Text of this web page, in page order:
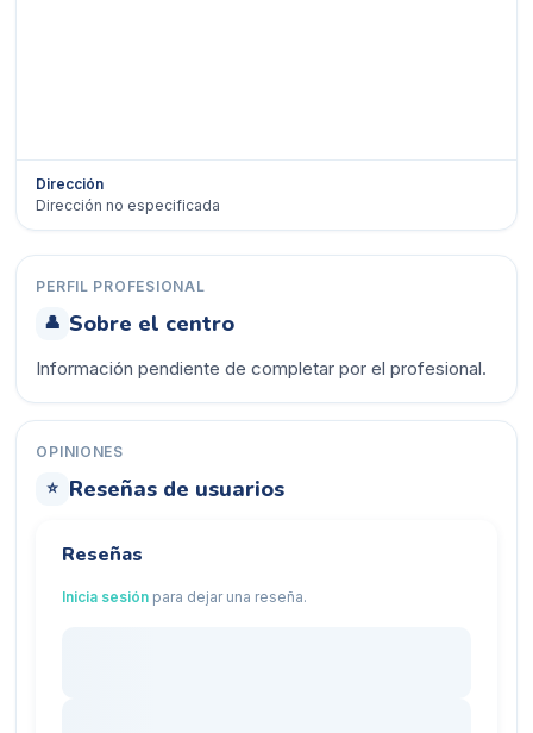
Dirección
Dirección no especificada
PERFIL PROFESIONAL
👤 Sobre el centro
Información pendiente de completar por el profesional.
OPINIONES
⭐ Reseñas de usuarios
Reseñas
Inicia sesión para dejar una reseña.